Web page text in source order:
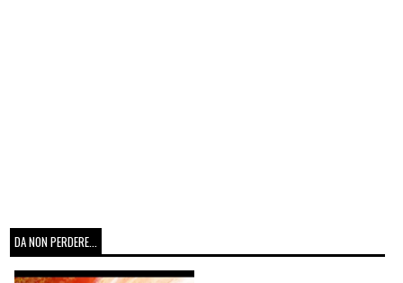
DA NON PERDERE...